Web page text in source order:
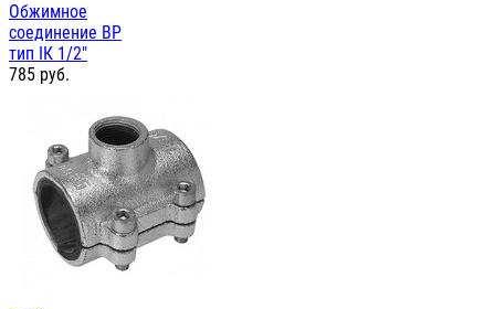
Обжимное
соединение ВР
тип IК 1/2"
785 руб.